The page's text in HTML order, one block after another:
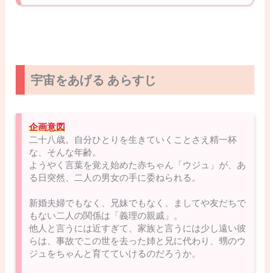
宇宙をあげる あらすじ
企画意図
二十八歳。自分ひとりを生きていくことさえ精一杯
な、そんな年齢。
ようやく言葉を覚え始めた赤ちゃん「ウジュ」が、あ
る日突然、二人の男女の手に委ねられる。
新婚夫婦でもなく、兄妹でもなく、ましてや友だちで
もない二人の関係は「義理の親戚」。
他人と言うには近すぎて、家族と言うには少し遠い彼
らは、事故でこの世を去った姉と兄に代わり、甥のウ
ジュをちゃんと育てていけるのだろうか。